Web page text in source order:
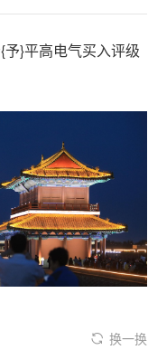
予}平高电气买入评级
换一换